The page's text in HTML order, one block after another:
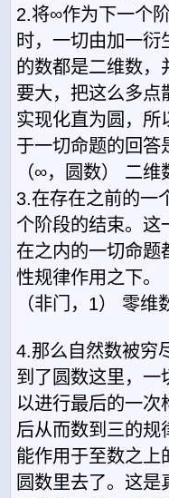
2.将∞作为下一个
时，一切由加一
的数都是二维数，
要大，把这么多点
实现化直为圆，所
于一切命题的回答
（∞，圆数） 二维
3.在存在之前的一
个阶段的结束。这
在之内的一切命题
性规律作用之下。
（非门，1） 零维
4.那么自然数被穷
到了圆数这里，一
以进行最后的一次
后从而数到三的规
能作用于至数之上
圆数里去了。这